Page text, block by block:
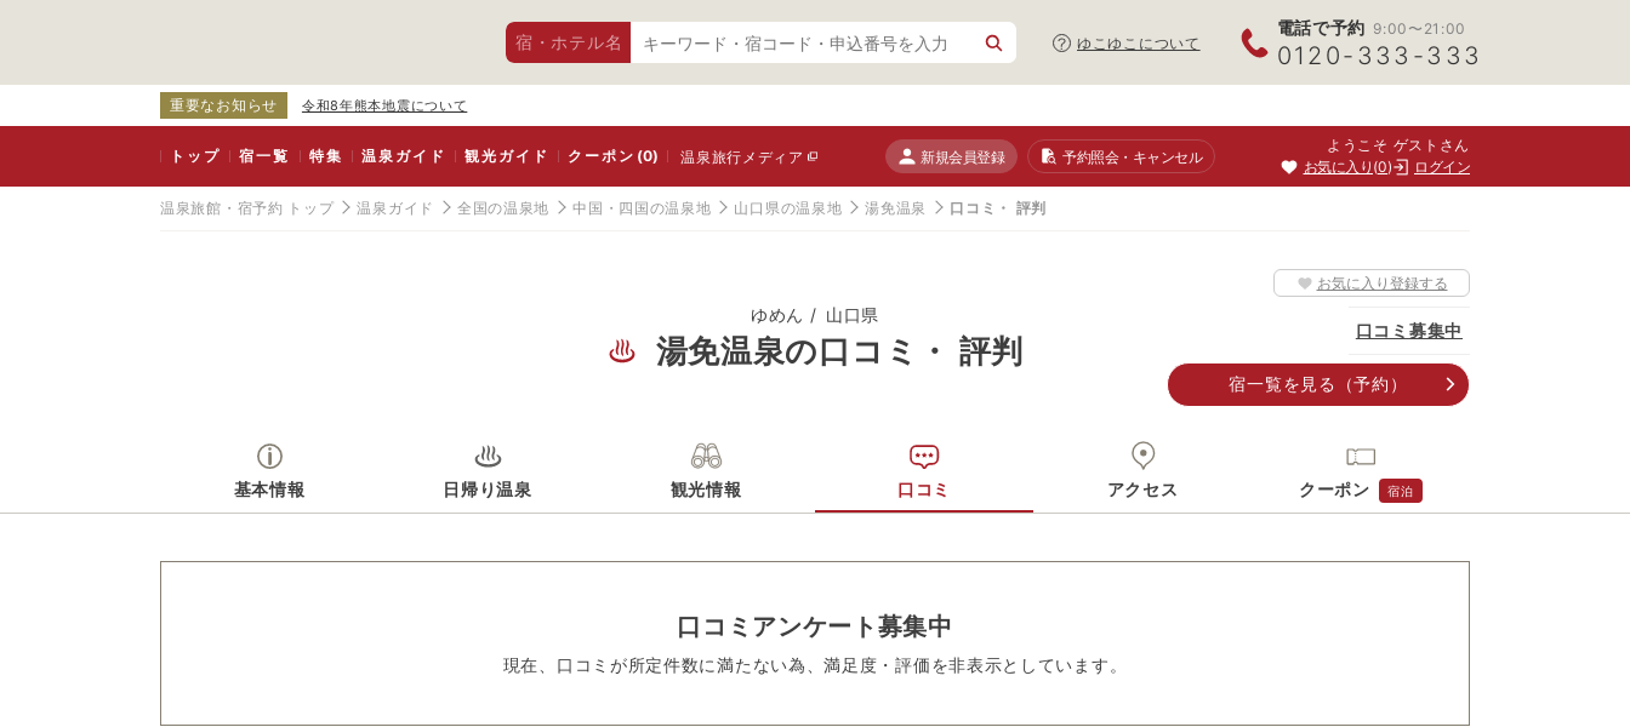
宿・ホテル名 ゆこゆこについて
電話で予約 9:00〜21:00
0120-333-333
重要なお知らせ 令和8年熊本地震について
トップ 宿一覧 特集 温泉ガイド 観光ガイド クーポン(0) 温泉旅行メディア 新規会員登録 予約照会・キャンセル
ようこそ ゲストさん
お気に入り 0 ログイン
温泉旅館・宿予約 トップ 温泉ガイド 全国の温泉地 中国・四国の温泉地 山口県の温泉地 湯免温泉 口コミ・ 評判
ゆめん 山口県
湯免温泉の口コミ・ 評判
お気に入り登録する
口コミ募集中
宿一覧を見る （予約）
基本情報 日帰り温泉 観光情報 口コミ アクセス クーポン 宿泊
口コミアンケート募集中
現在、口コミが所定件数に満たない為、満足度・評価を非表示としています。